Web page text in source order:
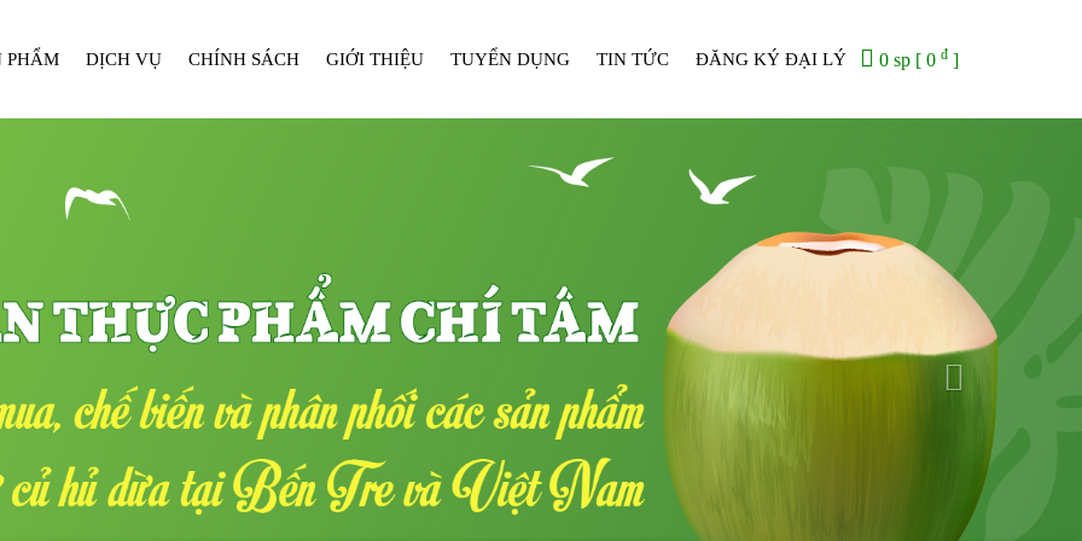
PHẨM DỊCH VỤ CHÍNH SÁCH GIỚI THIỆU TUYỂN DỤNG TIN TỨC ĐĂNG KÝ ĐẠI LÝ 0 sp [ 0 đ ]